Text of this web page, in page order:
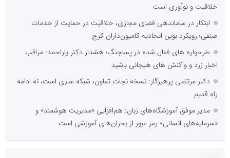
خلاقیت و نوآوری است
ابتکار در ساماندهی فضای مجازی، خلاقیت در حمایت از خدمات
صنفی؛ رویکرد نوین اتحادیه کامیون‌داران کرج
طرحواره های فعال شده در پساجنگ؛ هشدار دکتر یاراحمد: مراقب
اخبار زرد و واکنش های هیجانی باشید
دکتر مرتضی پرهیزگار: نسخه نجات تعاون، شبکه سازی است، نه ادامه
راه قدیم
مدیر موفق آموزشگاه‌های زبان: هم‌افزایی «مدیریت هوشمند» و
«سرمایه‌های انسانی» رمز عبور از بحران‌های آموزشی است